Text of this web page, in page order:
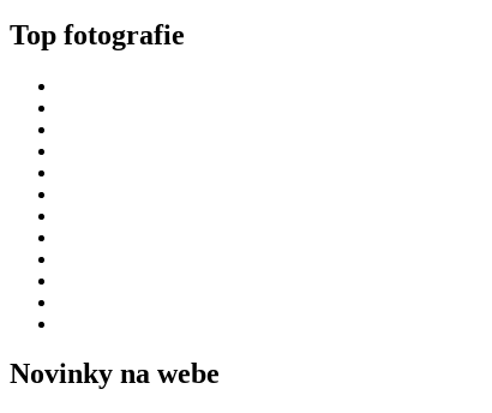
Top fotografie
Novinky na webe